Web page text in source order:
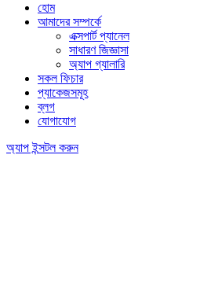
হোম
আমাদের সম্পর্কে
এক্সপার্ট প্যানেল
সাধারণ জিজ্ঞাসা
অ্যাপ গ্যালারি
সকল ফিচার
প্যাকেজসমূহ
ব্লগ
যোগাযোগ
অ্যাপ ইন্সটল করুন